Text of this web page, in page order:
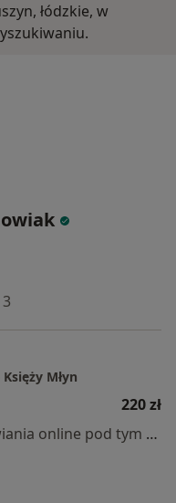
łódzkie, w
Młyn
220 zł
Specjalista nie oferuje umawiania online pod tym adresem.